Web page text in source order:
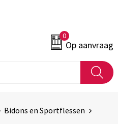
0
Op aanvraag
Bidons en Sportflessen